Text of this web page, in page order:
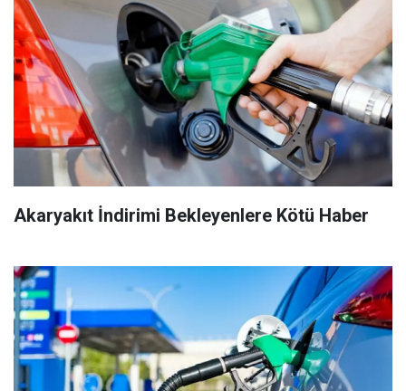
Akaryakıt İndirimi Bekleyenlere Kötü Haber